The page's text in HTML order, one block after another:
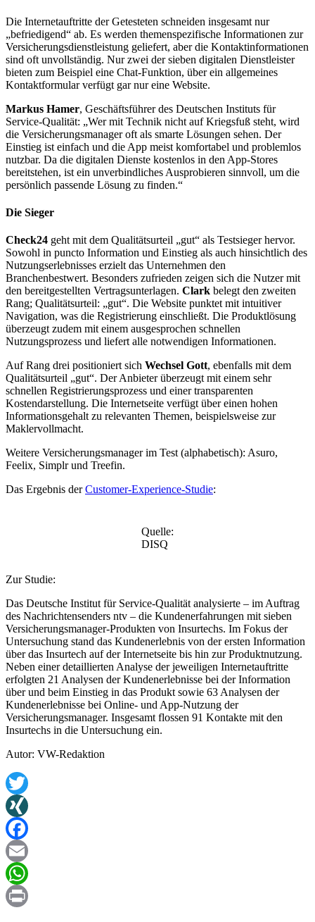
Die Internetauftritte der Getesteten schneiden insgesamt nur
„befriedigend“ ab. Es werden themenspezifische Informationen zur
Versicherungsdienstleistung geliefert, aber die Kontaktinformationen
sind oft unvollständig. Nur zwei der sieben digitalen Dienstleister
bieten zum Beispiel eine Chat-Funktion, über ein allgemeines
Kontaktformular verfügt gar nur eine Website.
Markus Hamer, Geschäftsführer des Deutschen Instituts für
Service-Qualität: „Wer mit Technik nicht auf Kriegsfuß steht, wird
die Versicherungsmanager oft als smarte Lösungen sehen. Der
Einstieg ist einfach und die App meist komfortabel und problemlos
nutzbar. Da die digitalen Dienste kostenlos in den App-Stores
bereitstehen, ist ein unverbindliches Ausprobieren sinnvoll, um die
persönlich passende Lösung zu finden.“
Die Sieger
Check24 geht mit dem Qualitätsurteil „gut“ als Testsieger hervor.
Sowohl in puncto Information und Einstieg als auch hinsichtlich des
Nutzungserlebnisses erzielt das Unternehmen den
Branchenbestwert. Besonders zufrieden zeigen sich die Nutzer mit
den bereitgestellten Vertragsunterlagen. Clark belegt den zweiten
Rang; Qualitätsurteil: „gut“. Die Website punktet mit intuitiver
Navigation, was die Registrierung einschließt. Die Produktlösung
überzeugt zudem mit einem ausgesprochen schnellen
Nutzungsprozess und liefert alle notwendigen Informationen.
Auf Rang drei positioniert sich Wechsel Gott, ebenfalls mit dem
Qualitätsurteil „gut“. Der Anbieter überzeugt mit einem sehr
schnellen Registrierungsprozess und einer transparenten
Kostendarstellung. Die Internetseite verfügt über einen hohen
Informationsgehalt zu relevanten Themen, beispielsweise zur
Maklervollmacht.
Weitere Versicherungsmanager im Test (alphabetisch): Asuro,
Feelix, Simplr und Treefin.
Das Ergebnis derCustomer-Experience-Studie:
Quelle:
DISQ
Zur Studie:
Das Deutsche Institut für Service-Qualität analysierte – im Auftrag
des Nachrichtensenders ntv – die Kundenerfahrungen mit sieben
Versicherungsmanager-Produkten von Insurtechs. Im Fokus der
Untersuchung stand das Kundenerlebnis von der ersten Information
über das Insurtech auf der Internetseite bis hin zur Produktnutzung.
Neben einer detaillierten Analyse der jeweiligen Internetauftritte
erfolgten 21 Analysen der Kundenerlebnisse bei der Information
über und beim Einstieg in das Produkt sowie 63 Analysen der
Kundenerlebnisse bei Online- und App-Nutzung der
Versicherungsmanager. Insgesamt flossen 91 Kontakte mit den
Insurtechs in die Untersuchung ein.
Autor: VW-Redaktion
Twitter
XING
Facebook
Email
WhatsApp